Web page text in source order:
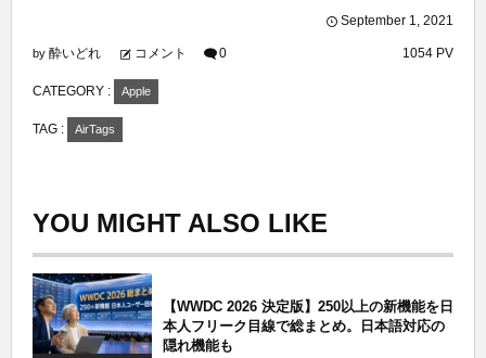
September 1, 2021
by 酔いどれ コメント 0 1054 PV
CATEGORY : Apple
TAG : AirTags
YOU MIGHT ALSO LIKE
【WWDC 2026 決定版】250以上の新機能を日
本人フリーク目線で総まとめ。日本語対応の
隠れ機能も